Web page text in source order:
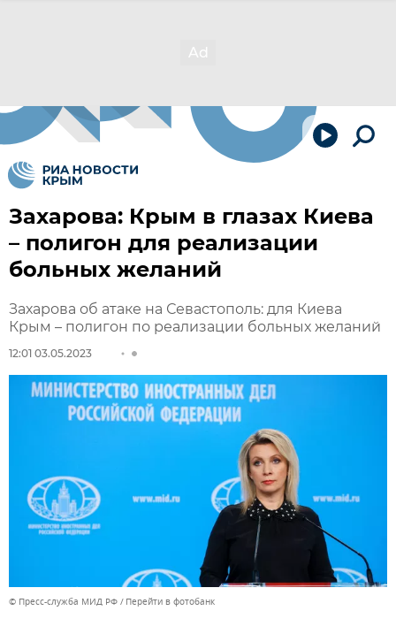
Захарова: Крым в глазах Киева
– полигон для реализации
больных желаний
Захарова об атаке на Севастополь: для Киева
Крым – полигон по реализации больных желаний
12:01 03.05.2023
© Пресс-служба МИД РФ Перейти в фотобанк